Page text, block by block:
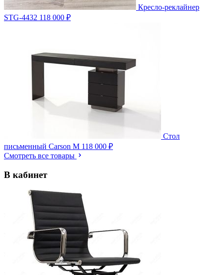
Кресло-реклайнер
STG-4432 118 000 ₽
Стол
письменный Carson M 118 000 ₽
Смотреть все товары
В кабинет